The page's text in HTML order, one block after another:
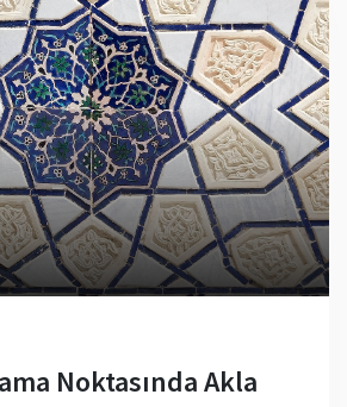
Noktasında Akla